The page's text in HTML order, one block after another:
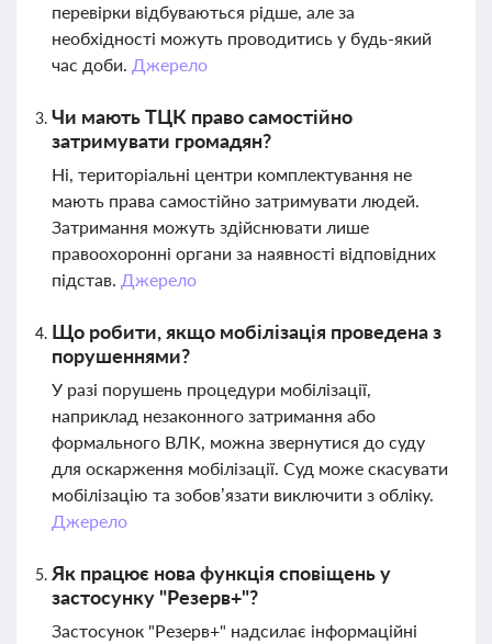
перевірки відбуваються рідше, але за
необхідності можуть проводитись у будь-який
час доби. Джерело
Чи мають ТЦК право самостійно
затримувати громадян?
Ні, територіальні центри комплектування не
мають права самостійно затримувати людей.
Затримання можуть здійснювати лише
правоохоронні органи за наявності відповідних
підстав. Джерело
Що робити, якщо мобілізація проведена з
порушеннями?
У разі порушень процедури мобілізації,
наприклад незаконного затримання або
формального ВЛК, можна звернутися до суду
для оскарження мобілізації. Суд може скасувати
мобілізацію та зобов’язати виключити з обліку.
Джерело
Як працює нова функція сповіщень у
застосунку "Резерв+"?
Застосунок "Резерв+" надсилає інформаційні